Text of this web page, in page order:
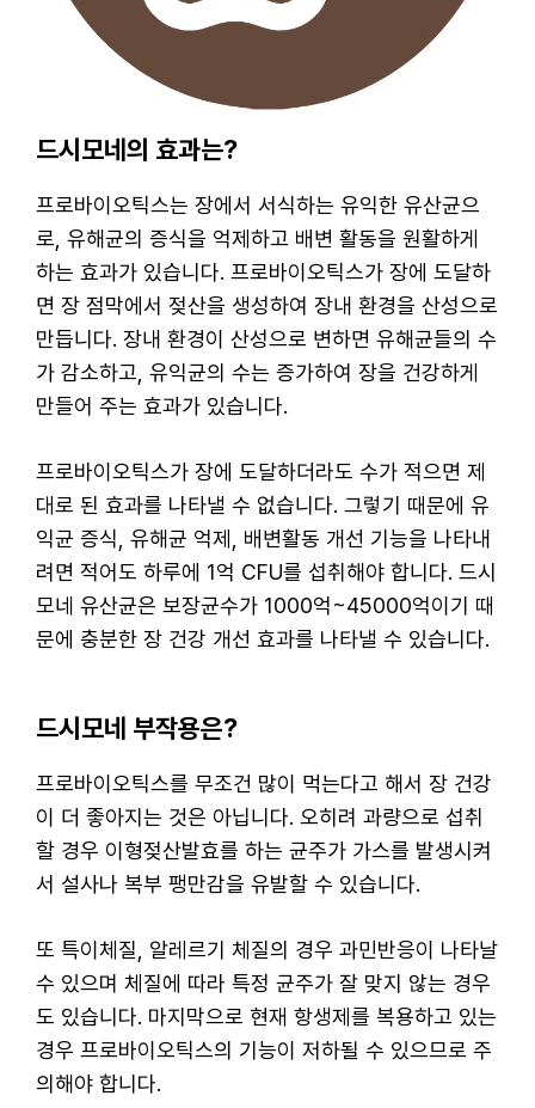
드시모네의 효과는?
프로바이오틱스는 장에서 서식하는 유익한 유산균으
로, 유해균의 증식을 억제하고 배변 활동을 원활하게
하는 효과가 있습니다. 프로바이오틱스가 장에 도달하
면 장 점막에서 젖산을 생성하여 장내 환경을 산성으로
만듭니다. 장내 환경이 산성으로 변하면 유해균들의 수
가 감소하고, 유익균의 수는 증가하여 장을 건강하게
만들어 주는 효과가 있습니다.
프로바이오틱스가 장에 도달하더라도 수가 적으면 제
대로 된 효과를 나타낼 수 없습니다. 그렇기 때문에 유
익균 증식, 유해균 억제, 배변활동 개선 기능을 나타내
려면 적어도 하루에 1억 CFU를 섭취해야 합니다. 드시
모네 유산균은 보장균수가 1000억~45000억이기 때
문에 충분한 장 건강 개선 효과를 나타낼 수 있습니다.
드시모네 부작용은?
프로바이오틱스를 무조건 많이 먹는다고 해서 장 건강
이 더 좋아지는 것은 아닙니다. 오히려 과량으로 섭취
할 경우 이형젖산발효를 하는 균주가 가스를 발생시켜
서 설사나 복부 팽만감을 유발할 수 있습니다.
또 특이체질, 알레르기 체질의 경우 과민반응이 나타날
수 있으며 체질에 따라 특정 균주가 잘 맞지 않는 경우
도 있습니다. 마지막으로 현재 항생제를 복용하고 있는
경우 프로바이오틱스의 기능이 저하될 수 있으므로 주
의해야 합니다.